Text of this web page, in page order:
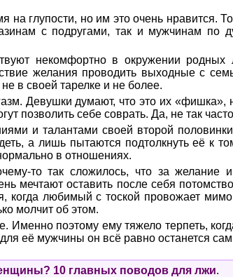
на глупости, но им это очень нравится.
с подругами, так и мужчинам по
некомфортно в окружении
желания проводить выходные с
в своей тарелке и не более.
Девушки думают, что это их
позволить себе соврать. Да, не так
и талантами своей второй
а лишь пытаются подтолкнуть её к
в отношениях.
то так сложилось, что за
мечтают оставить после себя
когда любимый с тоской провожает
молчит об этом.
Именно поэтому ему тяжело терпеть,
её мужчины он всё равно останется
10 главных поводов для лжи.